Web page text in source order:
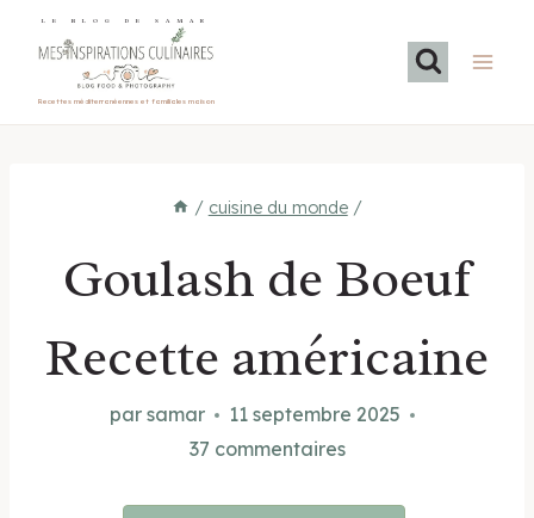
LE BLOG DE SAMAR
Recettes méditerranéennes et familiales maison
/ cuisine du monde /
Goulash de Boeuf
Recette américaine
par samar
11 septembre 2025
37 commentaires